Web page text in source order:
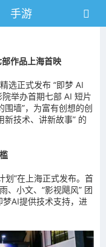
手游
作品上海首映
选正式发布 “即梦 AI
举办首期七部 AI 短片
围墙”，为富有创想的创
新技术、讲新故事” 的
划”在上海正式发布。首
、小文、“影视飓风” 团
AI提供技术支持，进